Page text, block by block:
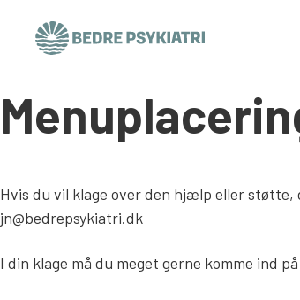
Skip to content
Hvis du vil klage over den hjælp eller
jn@bedrepsykiatri.dk
I din klage må du meget gerne komme ind